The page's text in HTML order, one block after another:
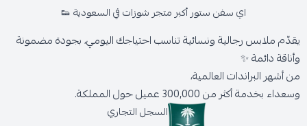
اي سفن ستور أكبر متجر شوزات في السعودية 👟
يقدّم ملابس رجالية ونسائية تناسب احتياجك اليومي، بجودة مضمونة
وأناقة دائمة ✨
من أشهر البراندات العالمية،
وسعداء بخدمة أكثر من 300,000 عميل حول المملكة.
السجل التجاري